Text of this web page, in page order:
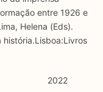
relevantes
encontram
Trata-se de
que é
ambas
entre 1926 e
Helena (Eds).
história.Lisboa:Livros
2022